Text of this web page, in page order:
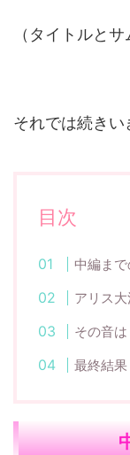
（タイトルと
それでは続きい
目次
中編ま
アリス
その音は
最終結果